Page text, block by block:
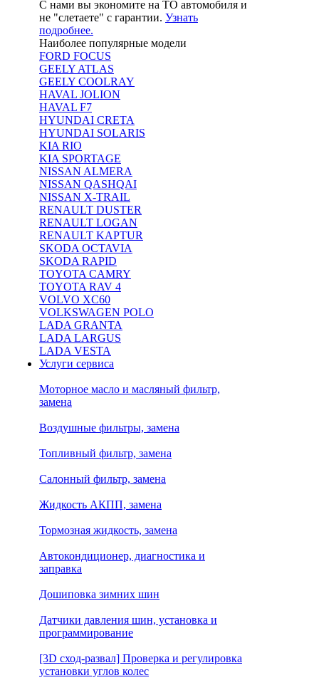
С нами вы экономите на ТО автомобиля и
не "слетаете" с гарантии. Узнать
подробнее.
Наиболее популярные модели
FORD FOCUS
GEELY ATLAS
GEELY COOLRAY
HAVAL JOLION
HAVAL F7
HYUNDAI CRETA
HYUNDAI SOLARIS
KIA RIO
KIA SPORTAGE
NISSAN ALMERA
NISSAN QASHQAI
NISSAN X-TRAIL
RENAULT DUSTER
RENAULT LOGAN
RENAULT KAPTUR
SKODA OCTAVIA
SKODA RAPID
TOYOTA CAMRY
TOYOTA RAV 4
VOLVO XC60
VOLKSWAGEN POLO
LADA GRANTA
LADA LARGUS
LADA VESTA
Услуги сервиса
Моторное масло и масляный фильтр,
замена
Воздушные фильтры, замена
Топливный фильтр, замена
Салонный фильтр, замена
Жидкость АКПП, замена
Тормозная жидкость, замена
Автокондиционер, диагностика и
заправка
Дошиповка зимних шин
Датчики давления шин, установка и
программирование
[3D сход-развал] Проверка и регулировка
установки углов колес